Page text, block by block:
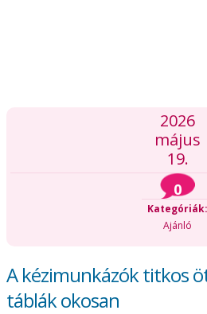
2026
május
19.
0
Kategóriák:
Ajánló
A kézimunkázók titkos
táblák okosan